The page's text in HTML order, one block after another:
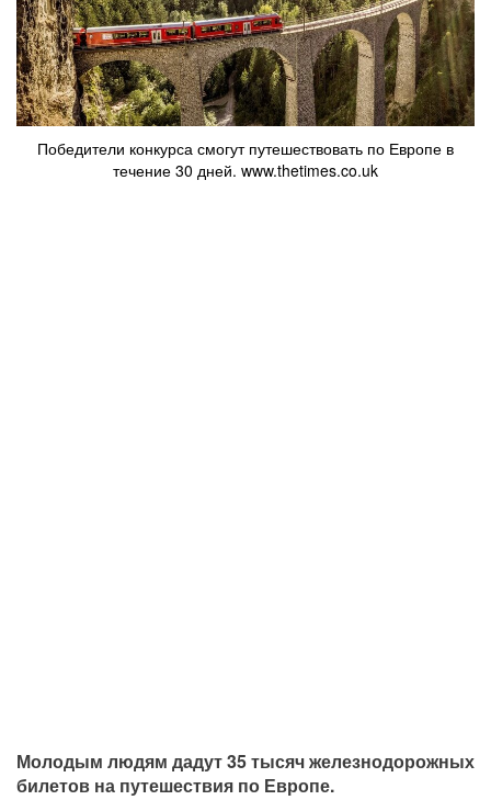
Победители конкурса смогут путешествовать по Европе в
течение 30 дней. www.thetimes.co.uk
Молодым людям дадут 35 тысяч железнодорожных
билетов на путешествия по Европе.